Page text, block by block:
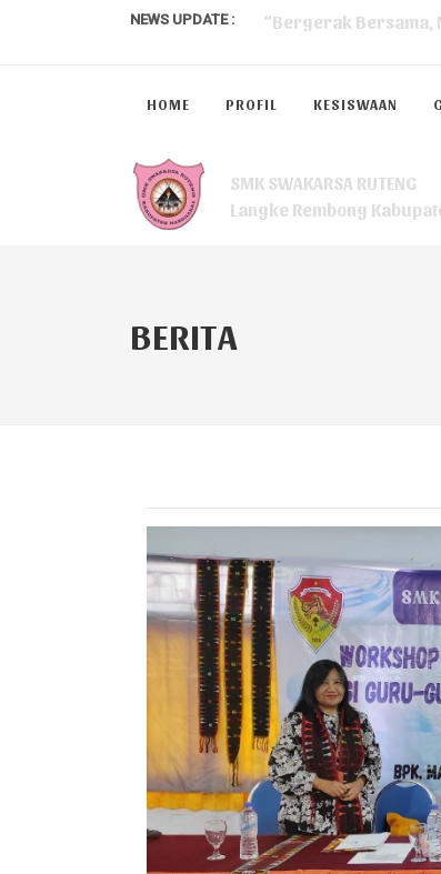
NEWS UPDATE :
Menerapkan Disiplin
“Bergerak Bersama,
SMK SWAKARSA RUTENG
Langke Rembong
HOME PROFIL KESISWAAN
BERITA